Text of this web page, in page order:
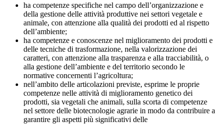
ha competenze specifiche nel campo dell’organizzazione e
della gestione delle attività produttive nei settori vegetale e
animale, con attenzione alla qualità dei prodotti ed al rispetto
dell’ambiente;
ha competenze e conoscenze nel miglioramento dei prodotti e
delle tecniche di trasformazione, nella valorizzazione dei
caratteri, con attenzione alla trasparenza e alla tracciabilità, o
alla gestione dell’ambiente e del territorio secondo le
normative concernenti l’agricoltura;
nell’ambito delle articolazioni previste, esprime le proprie
competenze nelle attività di miglioramento genetico dei
prodotti, sia vegetali che animali, sulla scorta di competenze
nel settore delle biotecnologie agrarie in modo da contribuire a
garantire gli aspetti più significativi delle